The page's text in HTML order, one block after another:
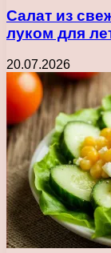
Салат из
луком для
20.07.2026